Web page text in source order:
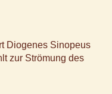
Diogenes Sinopeus
zur Strömung des